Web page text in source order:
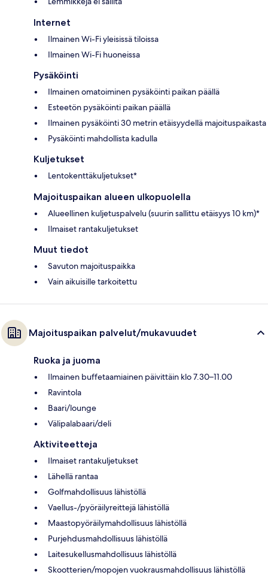
Internet
Ilmainen Wi-Fi yleisissä tiloissa
Ilmainen Wi-Fi huoneissa
Pysäköinti
Ilmainen omatoiminen pysäköinti paikan päällä
Esteetön pysäköinti paikan päällä
Ilmainen pysäköinti 30 metrin etäisyydellä majoituspaikasta
Pysäköinti mahdollista kadulla
Kuljetukset
Lentokenttäkuljetukset*
Majoituspaikan alueen ulkopuolella
Alueellinen kuljetuspalvelu (suurin sallittu etäisyys 10 km)*
Ilmaiset rantakuljetukset
Muut tiedot
Savuton majoituspaikka
Vain aikuisille tarkoitettu
Majoituspaikan palvelut/mukavuudet
Ruoka ja juoma
Ilmainen buffetaamiainen päivittäin klo 7.30–11.00
Ravintola
Baari/lounge
Välipalabaari/deli
Aktiviteetteja
Ilmaiset rantakuljetukset
Lähellä rantaa
Golfmahdollisuus lähistöllä
Vaellus-/pyöräilyreittejä lähistöllä
Maastopyöräilymahdollisuus lähistöllä
Purjehdusmahdollisuus lähistöllä
Laitesukellusmahdollisuus lähistöllä
Skootterien/mopojen vuokrausmahdollisuus lähistöllä